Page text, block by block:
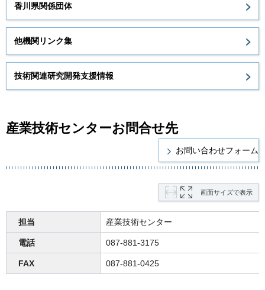
香川県関係団体
他機関リンク集
技術関連研究開発支援情報
産業技術センターお問合せ先
画面サイズで表示
担当 産業技術センター
電話 087-881-3175
FAX 087-881-0425